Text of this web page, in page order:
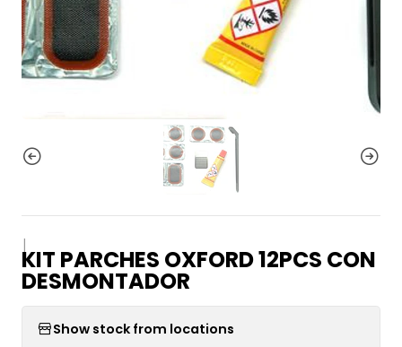
|
KIT PARCHES OXFORD 12PCS CON
DESMONTADOR
Show stock from locations